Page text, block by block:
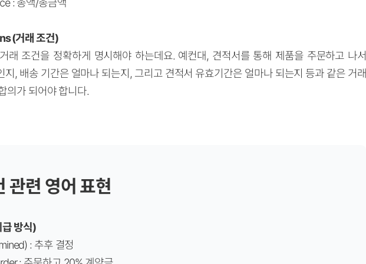
: 총액/총금액
(거래 조건)
래 조건을 정확하게 명시해야 하는데요. 예컨대, 견적서를 통해 제품을 주문하고 나서
지, 배송 기간은 얼마나 되는지, 그리고 견적서 유효기간은 얼마나 되는지 등과 같은 거래
의가 되어야 합니다.
관련 영어 표현
방식)
: 추후 결정